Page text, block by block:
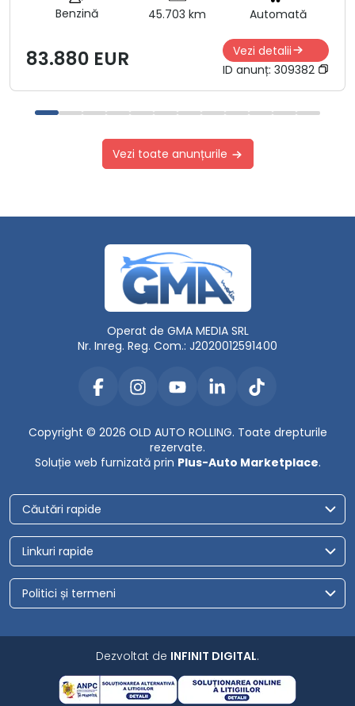
Benzină 45.703 km Automată
83.880 EUR
Vezi detalii
ID anunț: 309382
Vezi toate anunțurile
Operat de GMA MEDIA SRL
Nr. Inreg. Reg. Com.: J2020012591400
Copyright © 2026 OLD AUTO ROLLING. Toate drepturile
rezervate.
Soluție web furnizată prin Plus-Auto Marketplace.
Căutări rapide
Linkuri rapide
Politici și termeni
Dezvoltat de INFINIT DIGITAL.